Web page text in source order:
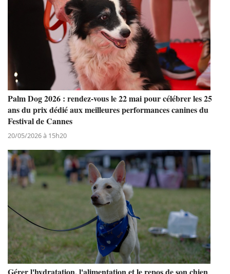
Palm Dog 2026 : rendez-vous le 22 mai pour célébrer les 25
ans du prix dédié aux meilleures performances canines du
Festival de Cannes
20/05/2026 à 15h20